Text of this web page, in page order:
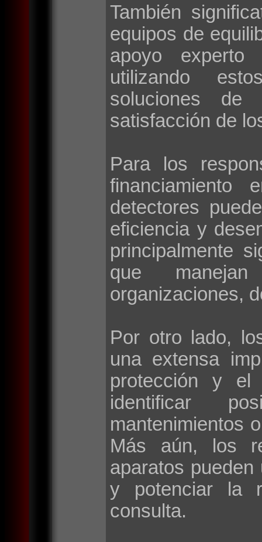
También
equipos de
apoyo experto
utilizando
soluciones de
satisfacción de
Para los
financiamiento
detectores
eficiencia y
principalmente
que
organizaciones,
Por otro lado,
una extensa
protección y el
identificar
mantenimientos
Más aún, los
aparatos
y potenciar la
consulta.